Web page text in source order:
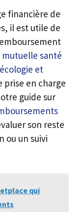
financière de
il est utile de
mutuelle santé
et
prise en charge
guide sur
son reste
ou un suivi
qui